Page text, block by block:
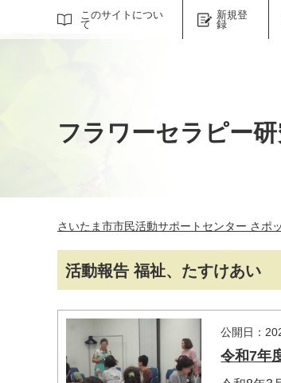
このサイトについ
て
新規登
録
サイト内検索
フラワーセラピー
さいたま市市民活動サポートセンター さポ
活動報告 福祉、たすけあい
公開日：
令和7年